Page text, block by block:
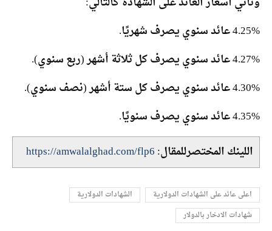
4.25% عائد سنوي يصرف شهريًا.
4.27% عائد سنوي يصرف كل ثلاثة أشهر (ربع سنوي).
4.30% عائد سنوي يصرف كل ستة أشهر (نصف سنوي).
4.35% عائد سنوي يصرف سنويًا.
اللينك المختصرللمقال:https://amwalalghad.com/flp6
اعلى عائد على الشهادات الدولارية
الشهادات الدولارية
شهادات الادخار بالدولار